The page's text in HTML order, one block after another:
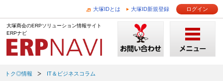
大塚IDとは 大塚ID新規登録 ログイン
大塚商会のERPソリューション情報サイト
ERPナビ
トク◎情報 IT＆ビジネスコラム